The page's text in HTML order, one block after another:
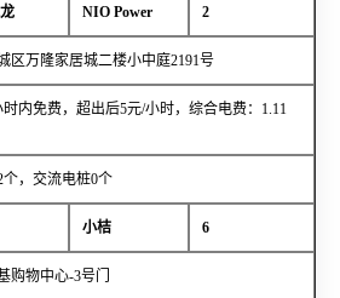
NIO Power 2
区万隆家居城二楼小中庭2191号
时内免费，超出后5元/小时，综合电费：1.11
个，交流电桩0个
小桔 6
购物中心-3号门